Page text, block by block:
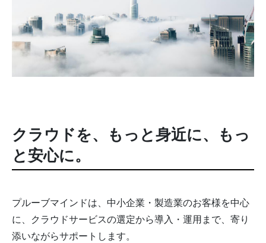
クラウドを、もっと身近に、もっ
と安心に。
プルーブマインドは、中小企業・製造業のお客様を中心
に、クラウドサービスの選定から導入・運用まで、寄り
添いながらサポートします。